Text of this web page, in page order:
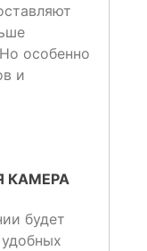
особенно
и
КАМЕРА
будет